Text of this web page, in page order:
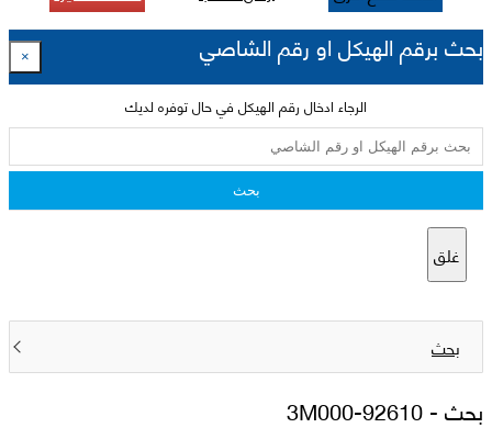
بحث برقم الهيكل او رقم الشاصي ×
الرجاء ادخال رقم الهيكل في حال توفره لديك
بحث
غلق
بحث
بحث -92610-3M000